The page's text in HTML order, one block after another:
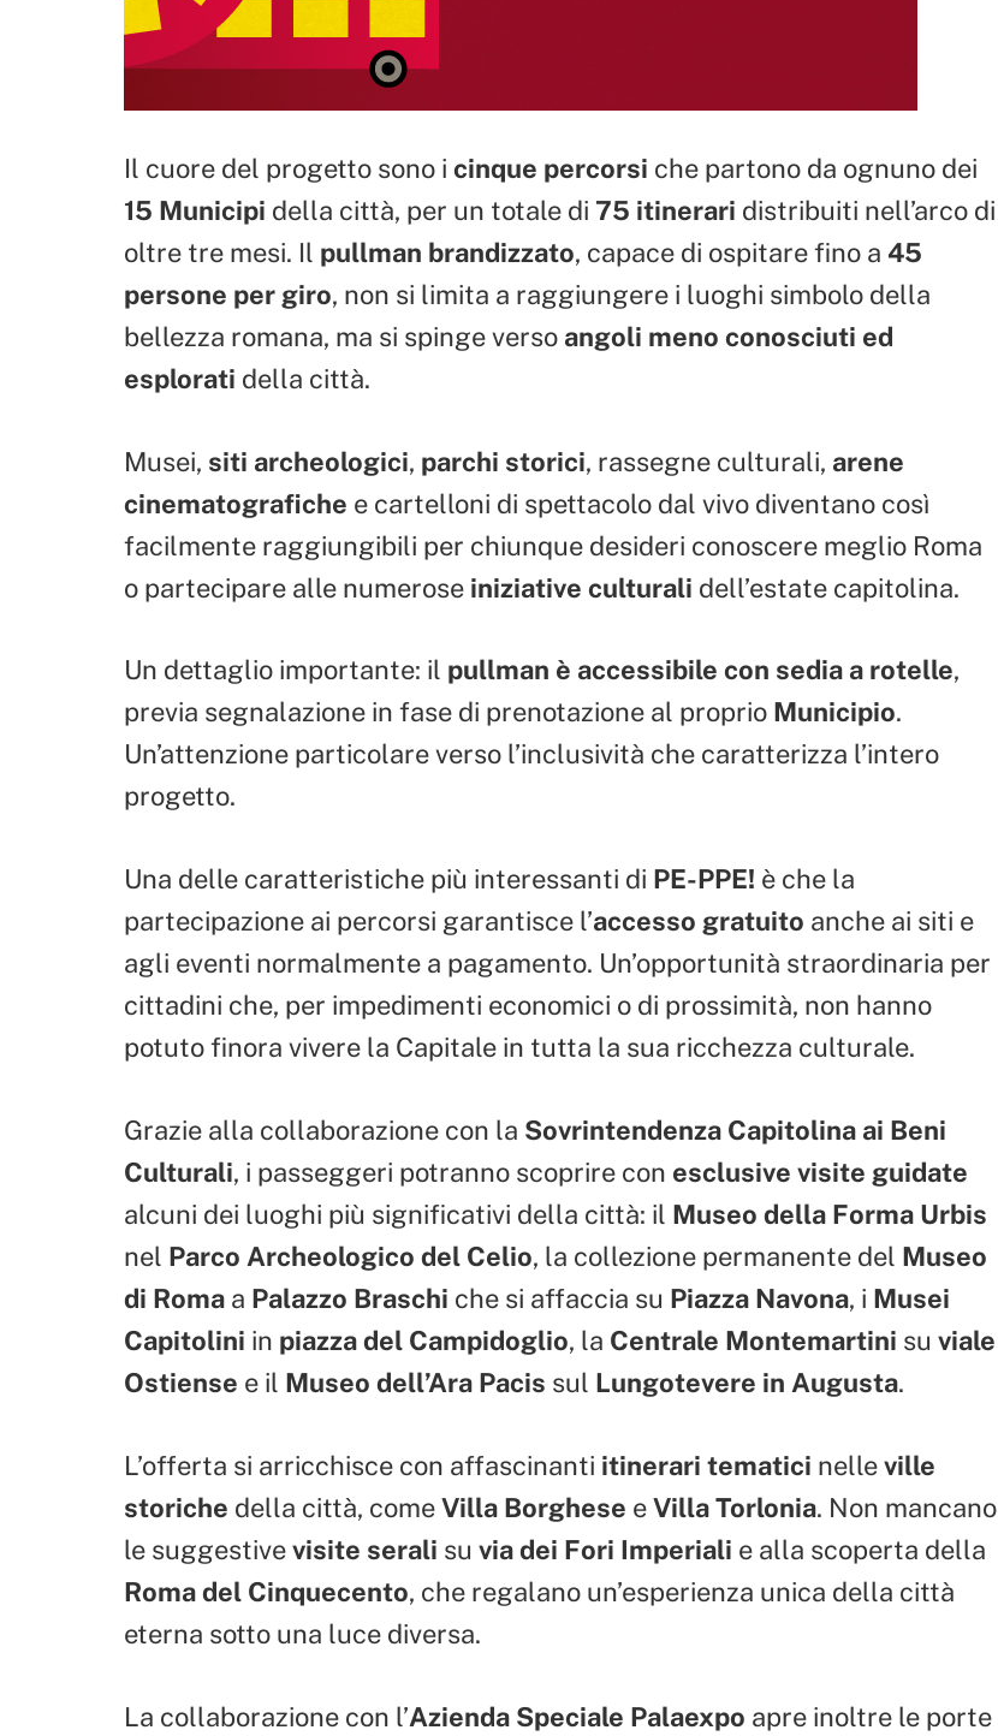
Il cuore del progetto sono i cinque percorsi che partono da ognuno dei
15 Municipi della città, per un totale di 75 itinerari distribuiti nell’arco di
oltre tre mesi. Il pullman brandizzato, capace di ospitare fino a 45
persone per giro, non si limita a raggiungere i luoghi simbolo della
bellezza romana, ma si spinge verso angoli meno conosciuti ed
esplorati della città.
Musei, siti archeologici, parchi storici, rassegne culturali, arene
cinematografiche e cartelloni di spettacolo dal vivo diventano così
facilmente raggiungibili per chiunque desideri conoscere meglio Roma
o partecipare alle numerose iniziative culturali dell’estate capitolina.
Un dettaglio importante: il pullman è accessibile con sedia a rotelle,
previa segnalazione in fase di prenotazione al proprio Municipio.
Un’attenzione particolare verso l’inclusività che caratterizza l’intero
progetto.
Una delle caratteristiche più interessanti di PE-PPE! è che la
partecipazione ai percorsi garantisce l’accesso gratuito anche ai siti e
agli eventi normalmente a pagamento. Un’opportunità straordinaria per
cittadini che, per impedimenti economici o di prossimità, non hanno
potuto finora vivere la Capitale in tutta la sua ricchezza culturale.
Grazie alla collaborazione con la Sovrintendenza Capitolina ai Beni
Culturali, i passeggeri potranno scoprire con esclusive visite guidate
alcuni dei luoghi più significativi della città: il Museo della Forma Urbis
nel Parco Archeologico del Celio, la collezione permanente del Museo
di Roma a Palazzo Braschi che si affaccia su Piazza Navona, i Musei
Capitolini in piazza del Campidoglio, la Centrale Montemartini su viale
Ostiense e il Museo dell’Ara Pacis sul Lungotevere in Augusta.
L’offerta si arricchisce con affascinanti itinerari tematici nelleville
storiche della città, comeVilla Borghese eVilla Torlonia. Non mancano
le suggestivevisite serali su via dei Fori Imperiali e alla scoperta della
Roma del Cinquecento, che regalano un’esperienza unica della città
eterna sotto una luce diversa.
La collaborazione con l’Azienda Speciale Palaexpo apre inoltre le porte